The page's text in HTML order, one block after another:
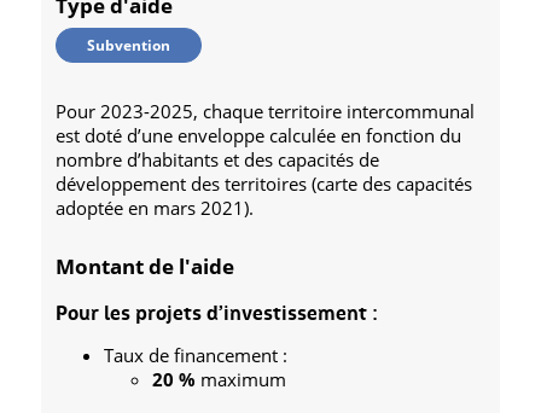
Subvention
Pour 2023-2025, chaque territoire intercommunal
est doté d’une enveloppe calculée en fonction du
nombre d’habitants et des capacités de
développement des territoires (carte des capacités
adoptée en mars 2021).
Montant de l'aide
Pour les projets d’investissement :
Taux de financement :
20 % maximum